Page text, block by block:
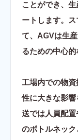
ことができ、
ートします。
て、AGVは生
るための中心的
工場内での物
性に大きな影
送では人員配
のボトルネッ